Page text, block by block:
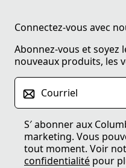
Connectez-vous avec
Abonnez-vous et soyez
nouveaux produits, les
Courriel
S′ abonner aux
marketing. Vous
tout moment. Voir
confidentialité pour